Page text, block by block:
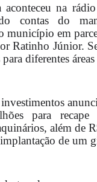
aconteceu na
contas do
município em
Ratinho Júnior.
diferentes
para
além de
de um